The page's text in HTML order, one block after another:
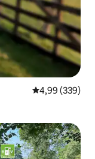
4,99 de uma
4,99 (339)